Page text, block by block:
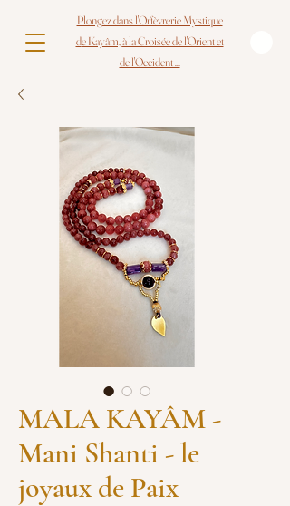
Plongez dans l'Orfèvrerie Mystique
de Kayâm, à la Croisée de l'Orient et
de l'Occident ...
MALA KAYÂM -
Mani Shanti - le
joyaux de Paix